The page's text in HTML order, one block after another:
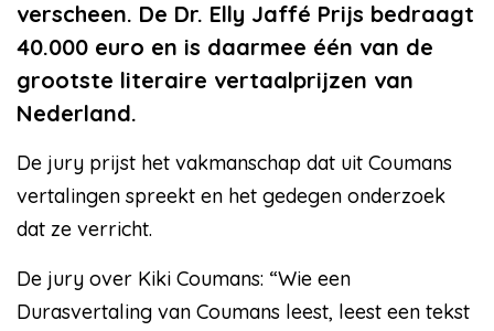
verscheen. De Dr. Elly Jaffé Prijs bedraagt
40.000 euro en is daarmee één van de
grootste literaire vertaalprijzen van
Nederland.
De jury prijst het vakmanschap dat uit Coumans
vertalingen spreekt en het gedegen onderzoek
dat ze verricht.
De jury over Kiki Coumans: “Wie een
Durasvertaling van Coumans leest, leest een tekst